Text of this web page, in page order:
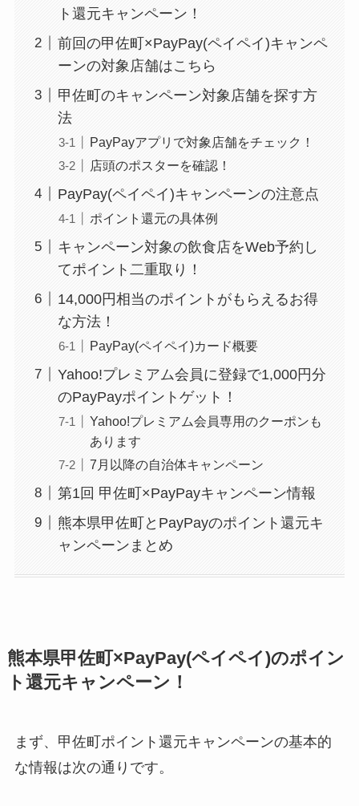
ト還元キャンペーン！
前回の甲佐町×PayPay(ペイペイ)キャンペ
ーンの対象店舗はこちら
甲佐町のキャンペーン対象店舗を探す方
法
PayPayアプリで対象店舗をチェック！
店頭のポスターを確認！
PayPay(ペイペイ)キャンペーンの注意点
ポイント還元の具体例
キャンペーン対象の飲食店をWeb予約し
てポイント二重取り！
14,000円相当のポイントがもらえるお得
な方法！
PayPay(ペイペイ)カード概要
Yahoo!プレミアム会員に登録で1,000円分
のPayPayポイントゲット！
Yahoo!プレミアム会員専用のクーポンも
あります
7月以降の自治体キャンペーン
第1回 甲佐町×PayPayキャンペーン情報
熊本県甲佐町とPayPayのポイント還元キ
ャンペーンまとめ
熊本県甲佐町×PayPay(ペイペイ)のポイン
ト還元キャンペーン！
まず、甲佐町ポイント還元キャンペーンの基本的
な情報は次の通りです。